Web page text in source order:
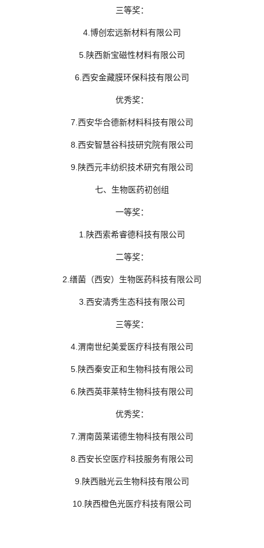
三等奖：
4.博创宏远新材料有限公司
5.陕西新宝磁性材料有限公司
6.西安金藏膜环保科技有限公司
优秀奖：
7.西安华合德新材料科技有限公司
8.西安智慧谷科技研究院有限公司
9.陕西元丰纺织技术研究有限公司
七、生物医药初创组
一等奖：
1.陕西索希睿德科技有限公司
二等奖：
2.缮菌（西安）生物医药科技有限公司
3.西安清秀生态科技有限公司
三等奖：
4.渭南世纪美爱医疗科技有限公司
5.陕西秦安正和生物科技有限公司
6.陕西英菲莱特生物科技有限公司
优秀奖：
7.渭南茵莱诺德生物科技有限公司
8.西安长空医疗科技服务有限公司
9.陕西融光云生物科技有限公司
10.陕西橙色光医疗科技有限公司